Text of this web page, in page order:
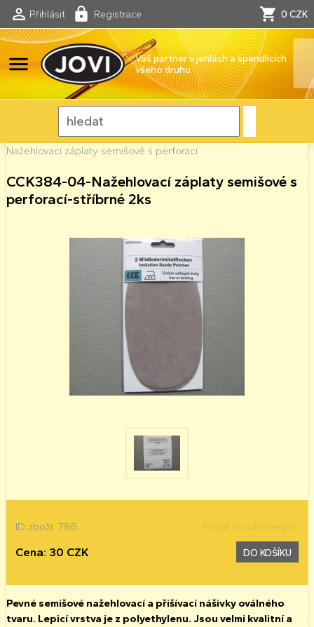
Přihlásit Registrace 0 CZK
menu
Váš partner v jehlách a špendlících
všeho druhu
Nažehlovací záplaty semišové s perforací
CCK384-04-Nažehlovací záplaty semišové s
perforací-stříbrné 2ks
ID zboží: 786 Přidat do oblíbených
Cena: 30 CZK DO KOŠÍKU
Pevné semišové nažehlovací a přišívací nášivky oválného
tvaru. Lepicí vrstva je z polyethylenu. Jsou velmi kvalitní a